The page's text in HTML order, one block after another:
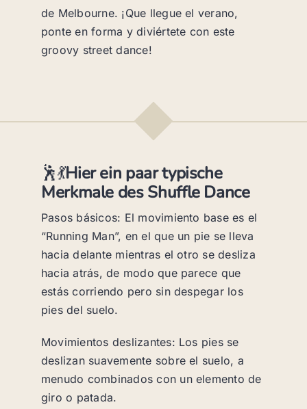
de Melbourne. ¡Que llegue el verano,
ponte en forma y diviértete con este
groovy street dance!
🕺💃Hier ein paar typische
Merkmale des Shuffle Dance
Pasos básicos: El movimiento base es el
“Running Man”, en el que un pie se lleva
hacia delante mientras el otro se desliza
hacia atrás, de modo que parece que
estás corriendo pero sin despegar los
pies del suelo.
Movimientos deslizantes: Los pies se
deslizan suavemente sobre el suelo, a
menudo combinados con un elemento de
giro o patada.